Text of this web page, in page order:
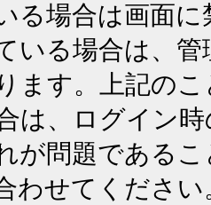
る場合は画面
いる場合は、
ます。上記の
は、ログイン
が問題である
わせてください